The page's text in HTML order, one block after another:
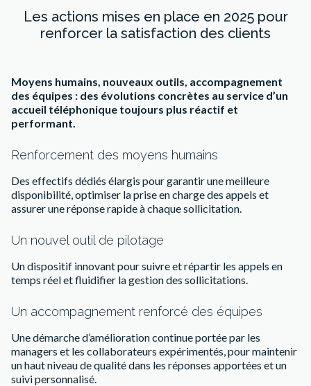
Les actions mises en place en 2025 pour
renforcer la satisfaction des clients
Moyens humains, nouveaux outils, accompagnement
des équipes : des évolutions concrètes au service d’un
accueil téléphonique toujours plus réactif et
performant.
Renforcement des moyens humains
Des effectifs dédiés élargis pour garantir une meilleure
disponibilité, optimiser la prise en charge des appels et
assurer une réponse rapide à chaque sollicitation.
Un nouvel outil de pilotage
Un dispositif innovant pour suivre et répartir les appels en
temps réel et fluidifier la gestion des sollicitations.
Un accompagnement renforcé des équipes
Une démarche d’amélioration continue portée par les
managers et les collaborateurs expérimentés, pour maintenir
un haut niveau de qualité dans les réponses apportées et un
suivi personnalisé.